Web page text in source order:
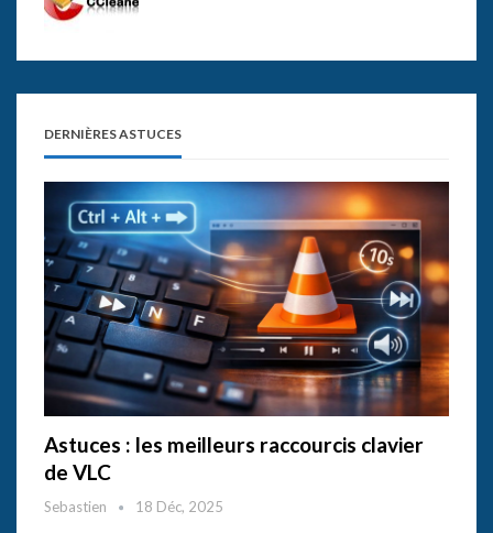
DERNIÈRES ASTUCES
Astuces : les meilleurs raccourcis clavier
de VLC
Sebastien 18 Déc, 2025